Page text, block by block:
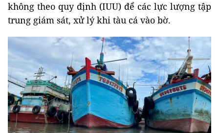
không theo quy định (IUU) để các lực lượng tập
trung giám sát, xử lý khi tàu cá vào bờ.